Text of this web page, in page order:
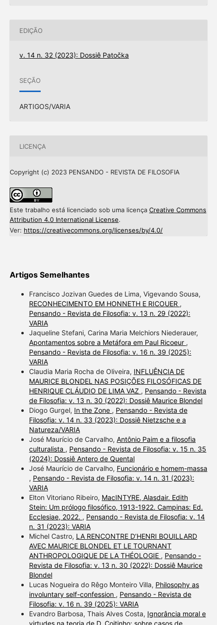
EDIÇÃO
v. 14 n. 32 (2023): Dossiê Patočka
SEÇÃO
ARTIGOS/VARIA
LICENÇA
Copyright (c) 2023 PENSANDO - REVISTA DE FILOSOFIA
Este trabalho está licenciado sob uma licença Creative Commons
Attribution 4.0 International License.
Ver: https://creativecommons.org/licenses/by/4.0/
Artigos Semelhantes
Francisco Jozivan Guedes de Lima, Vigevando Sousa,
RECONHECIMENTO EM HONNETH E RICOUER ,
Pensando - Revista de Filosofia: v. 13 n. 29 (2022):
VARIA
Jaqueline Stefani, Carina Maria Melchiors Niederauer,
Apontamentos sobre a Metáfora em Paul Ricoeur ,
Pensando - Revista de Filosofia: v. 16 n. 39 (2025):
VARIA
Claudia Maria Rocha de Oliveira, INFLUÊNCIA DE
MAURICE BLONDEL NAS POSIÇÕES FILOSÓFICAS DE
HENRIQUE CLÁUDIO DE LIMA VAZ , Pensando - Revista
de Filosofia: v. 13 n. 30 (2022): Dossiê Maurice Blondel
Diogo Gurgel, In the Zone , Pensando - Revista de
Filosofia: v. 14 n. 33 (2023): Dossiê Nietzsche e a
Natureza/VARIA
José Maurício de Carvalho, Antônio Paim e a filosofia
culturalista , Pensando - Revista de Filosofia: v. 15 n. 35
(2024): Dossiê Antero de Quental
José Maurício de Carvalho, Funcionário e homem-massa
, Pensando - Revista de Filosofia: v. 14 n. 31 (2023):
VARIA
Elton Vitoriano Ribeiro, MacINTYRE, Alasdair. Edith
Stein: Um prólogo filosófico, 1913-1922. Campinas: Ed.
Ecclesiae, 2022. , Pensando - Revista de Filosofia: v. 14
n. 31 (2023): VARIA
Michel Castro, LA RENCONTRE D’HENRI BOUILLARD
AVEC MAURICE BLONDEL ET LE TOURNANT
ANTHROPOLOGIQUE DE LA THÉOLOGIE , Pensando -
Revista de Filosofia: v. 13 n. 30 (2022): Dossiê Maurice
Blondel
Lucas Nogueira do Rêgo Monteiro Villa, Philosophy as
involuntary self-confession , Pensando - Revista de
Filosofia: v. 16 n. 39 (2025): VARIA
Evandro Barbosa, Thais Alves Costa, Ignorância moral e